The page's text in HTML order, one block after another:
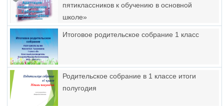
пятиклассников к обучению в основной
школе»
Итоговое родительское собрание 1 класс
Родительское собрание в 1 классе итоги
полугодия